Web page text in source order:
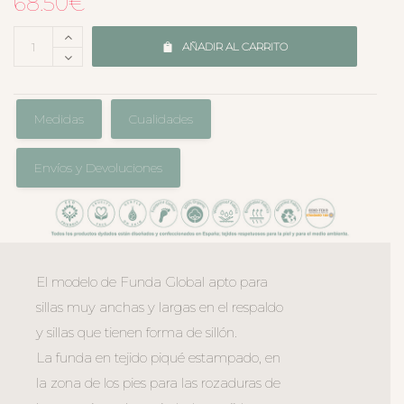
AÑADIR AL CARRITO
Medidas Cualidades
Envíos y Devoluciones
El modelo de Funda Global apto para
sillas muy anchas y largas en el respaldo
y sillas que tienen forma de sillón.
La funda en tejido piqué estampado, en
la zona de los pies para las rozaduras de